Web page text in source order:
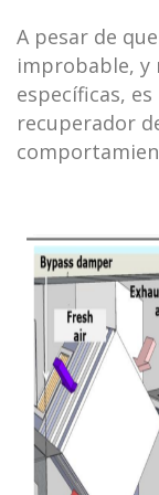
A pesar de
improbable, y
específicas,
recuperador